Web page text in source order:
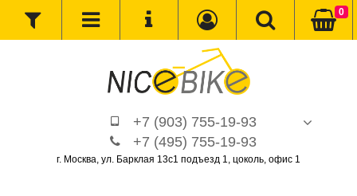
+7 (903) 755-19-93
+7 (495) 755-19-93
г. Москва, ул. Барклая 13с1 подъезд 1, цоколь, офис 1
0